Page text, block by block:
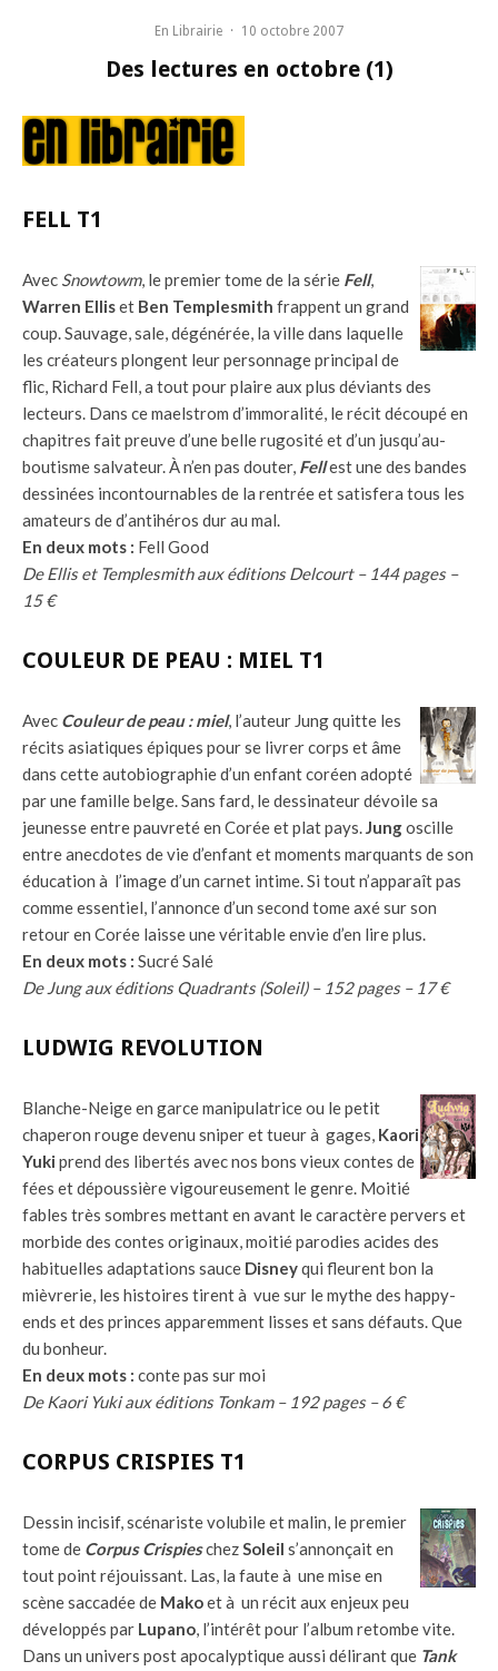
En Librairie · 10 octobre 2007
Des lectures en octobre (1)
FELL T1
Avec Snowtowm, le premier tome de la série Fell,
Warren Elliset Ben Templesmith frappent un grand
coup. Sauvage, sale, dégénérée, la ville dans laquelle
les créateurs plongent leur personnage principal de
flic, Richard Fell, a tout pour plaire aux plus déviants des
lecteurs. Dans ce maelstrom d’immoralité, le récit découpé en
chapitres fait preuve d’une belle rugosité et d’un jusqu’au-
boutisme salvateur. À n’en pas douter, Fellest une des bandes
dessinées incontournables de la rentrée et satisfera tous les
amateurs de d’antihéros dur au mal.
En deux mots : Fell Good
De Ellis et Templesmith aux éditions Delcourt – 144 pages –
15 €
COULEUR DE PEAU : MIEL T1
Avec Couleur de peau : miel, l’auteur Jung quitte les
récits asiatiques épiques pour se livrer corps et âme
dans cette autobiographie d’un enfant coréen adopté
par une famille belge. Sans fard, le dessinateur dévoile sa
jeunesse entre pauvreté en Corée et plat pays.Jungoscille
entre anecdotes de vie d’enfant et moments marquants de son
éducation à l’image d’un carnet intime. Si tout n’apparaît pas
comme essentiel, l’annonce d’un second tome axé sur son
retour en Corée laisse une véritable envie d’en lire plus.
En deux mots : Sucré Salé
De Jung aux éditions Quadrants (Soleil) – 152 pages – 17 €
LUDWIG REVOLUTION
Blanche-Neige en garce manipulatrice ou le petit
chaperon rouge devenu sniper et tueur à gages, Kaori
Yuki prend des libertés avec nos bons vieux contes de
fées et dépoussière vigoureusement le genre. Moitié
fables très sombres mettant en avant le caractère pervers et
morbide des contes originaux, moitié parodies acides des
habituelles adaptations sauce Disneyqui fleurent bon la
mièvrerie, les histoires tirent à vue sur le mythe des happy-
ends et des princes apparemment lisses et sans défauts. Que
du bonheur.
En deux mots : conte pas sur moi
De Kaori Yuki aux éditions Tonkam – 192 pages – 6 €
CORPUS CRISPIES T1
Dessin incisif, scénariste volubile et malin, le premier
tome de Corpus CrispieschezSoleil s’annonçait en
tout point réjouissant. Las, la faute à une mise en
scène saccadée de Makoet à un récit aux enjeux peu
développés par Lupano, l’intérêt pour l’album retombe vite.
Dans un univers post apocalyptique aussi délirant que Tank